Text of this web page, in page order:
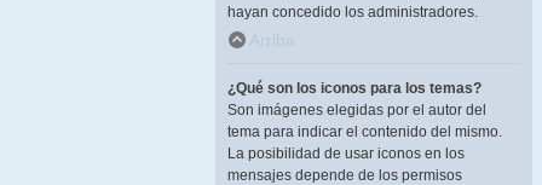
hayan concedido los administradores.
Arriba
¿Qué son los iconos para los temas?
Son imágenes elegidas por el autor del
tema para indicar el contenido del mismo.
La posibilidad de usar iconos en los
mensajes depende de los permisos